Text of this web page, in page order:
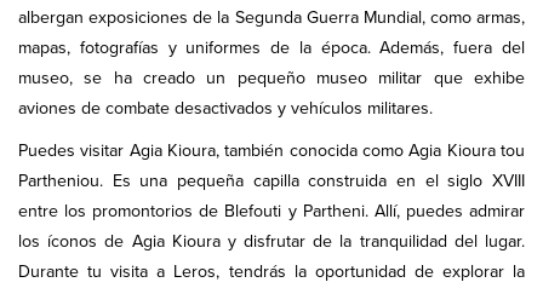
albergan exposiciones de la Segunda Guerra Mundial, como armas,
mapas, fotografías y uniformes de la época. Además, fuera del
museo, se ha creado un pequeño museo militar que exhibe
aviones de combate desactivados y vehículos militares.
Puedes visitar Agia Kioura, también conocida como Agia Kioura tou
Partheniou. Es una pequeña capilla construida en el siglo XVIII
entre los promontorios de Blefouti y Partheni. Allí, puedes admirar
los íconos de Agia Kioura y disfrutar de la tranquilidad del lugar.
Durante tu visita a Leros, tendrás la oportunidad de explorar la